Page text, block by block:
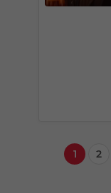
1 2